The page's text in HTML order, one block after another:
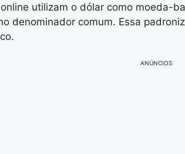
utilizam o dólar como moeda-
denominador comum. Essa
ANÚNCIOS